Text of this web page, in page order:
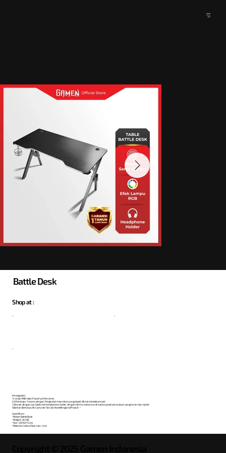
Battle Desk
Shop at :
Keunggulan:
1. Lampu RGB meja E-Sport professional
2. Efek lampu 7 warna dengan 3 tingkatan kecerahan yang dapat dikontrol melalui remot
3. Desain dengan cup holder dan headphone holder, dengan tekstur bahan serat karbon pada permukaan yang keren dan stylish
Silahkan Bertanya Ke Costumer Service Kami Mengenai Produk ^ ^
Spesifikasi:
*Model : Battle Desk
*Weight : 20.5KG
*Size : 120*60*72 cm
*Material : Carbon fiber skin + iron